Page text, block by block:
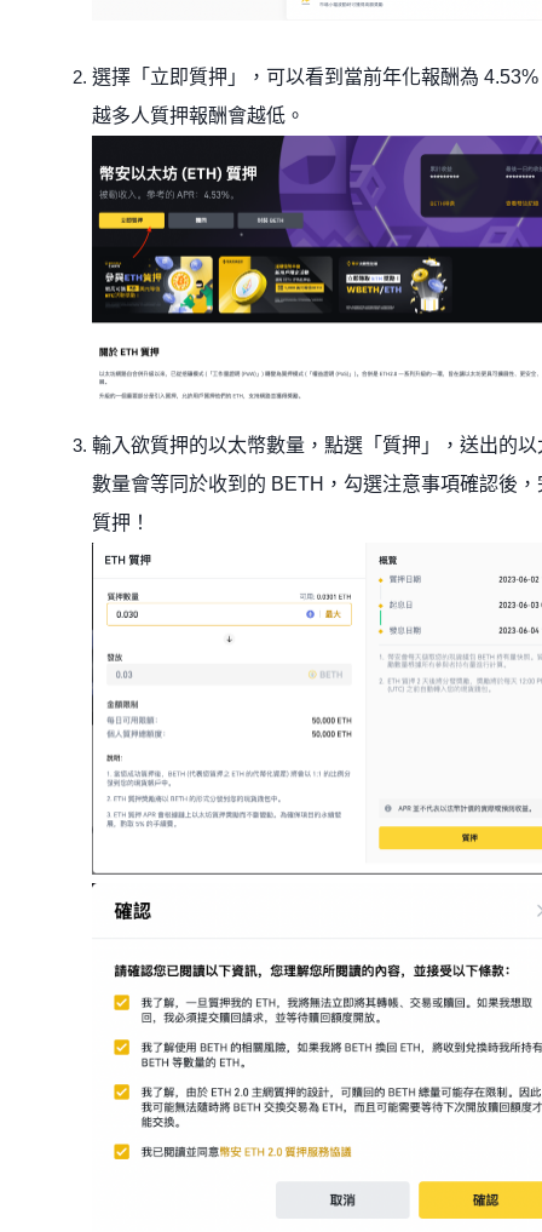
選擇「立即質押」，可以看到當前年化報酬為 4.53%
越多人質押報酬會越低。
輸入欲質押的以太幣數量，點選「質押」，送出的以
數量會等同於收到的 BETH，勾選注意事項確認後，
質押！